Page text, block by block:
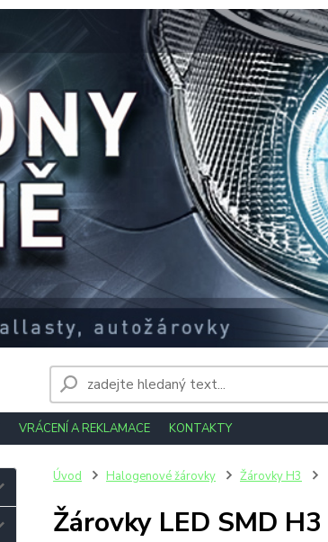
VRÁCENÍ A REKLAMACE KONTAKTY
Úvod Halogenové žárovky Žárovky H3
Žárovky LED SMD H3